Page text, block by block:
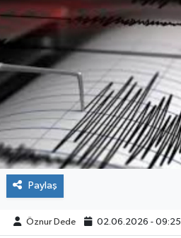
Paylaş
Öznur Dede 02.06.2026 - 09:25
YAŞAM
SPOR
Haber Arşivi